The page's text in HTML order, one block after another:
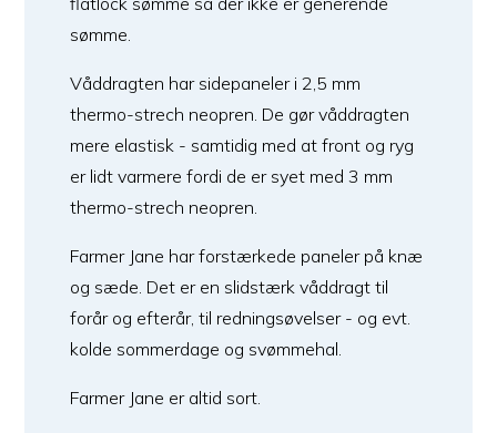
sømme.
Våddragten har sidepaneler i 2,5 mm
thermo-strech neopren. De gør våddragten
mere elastisk - samtidig med at front og ryg
er lidt varmere fordi de er syet med 3 mm
thermo-strech neopren.
Farmer Jane har forstærkede paneler på knæ
og sæde. Det er en slidstærk våddragt til
forår og efterår, til redningsøvelser - og evt.
kolde sommerdage og svømmehal.
Farmer Jane er altid sort.